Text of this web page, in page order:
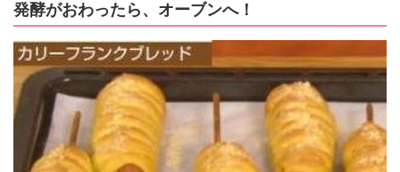
発酵がおわったら、オーブンへ！